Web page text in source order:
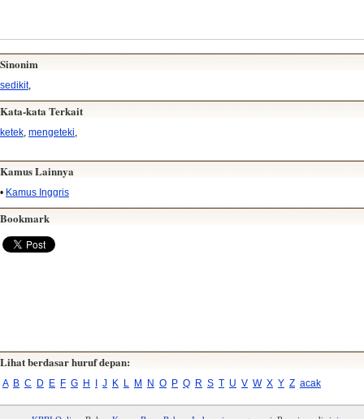
Sinonim
sedikit,
Kata-kata Terkait
ketek, mengeteki,
Kamus Lainnya
• Kamus Inggris
Bookmark
Lihat berdasar huruf depan:
A B C D E F G H I J K L M N O P Q R S T U V W X Y Z acak